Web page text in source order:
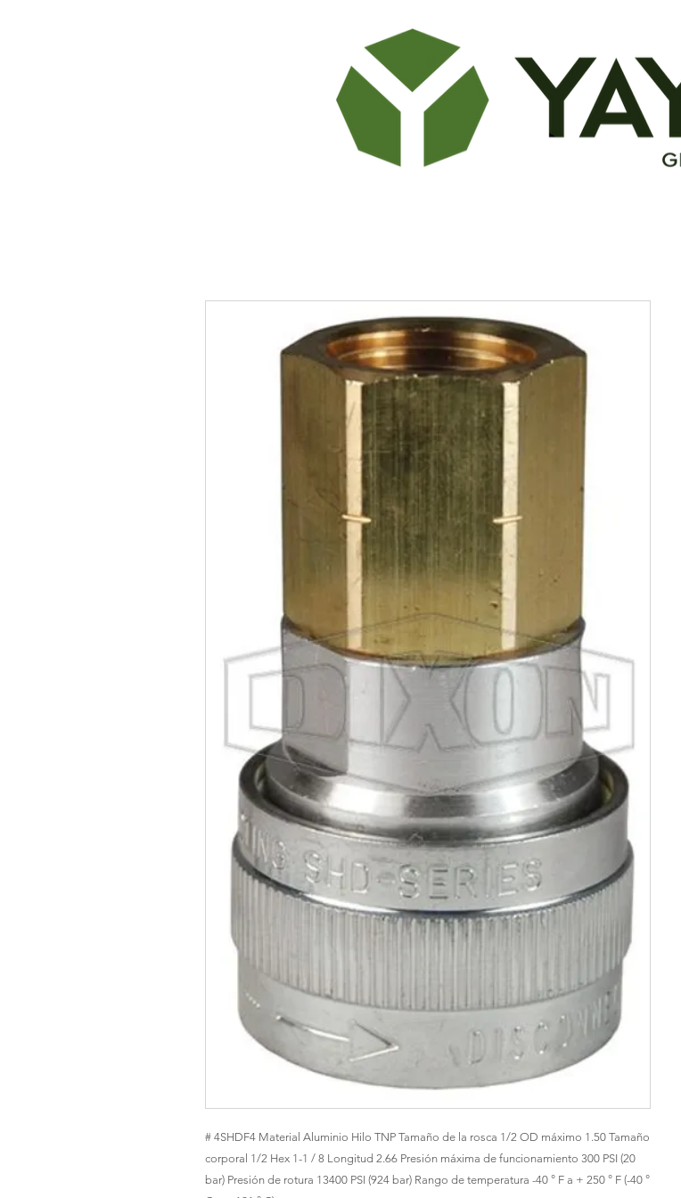
# 4SHDF4 Material Aluminio Hilo TNP Tamaño de la rosca 1/2 OD máximo 1.50 Tamaño
corporal 1/2 Hex 1-1 / 8 Longitud 2.66 Presión máxima de funcionamiento 300 PSI (20
bar) Presión de rotura 13400 PSI (924 bar) Rango de temperatura -40 ° F a + 250 ° F (-40 °